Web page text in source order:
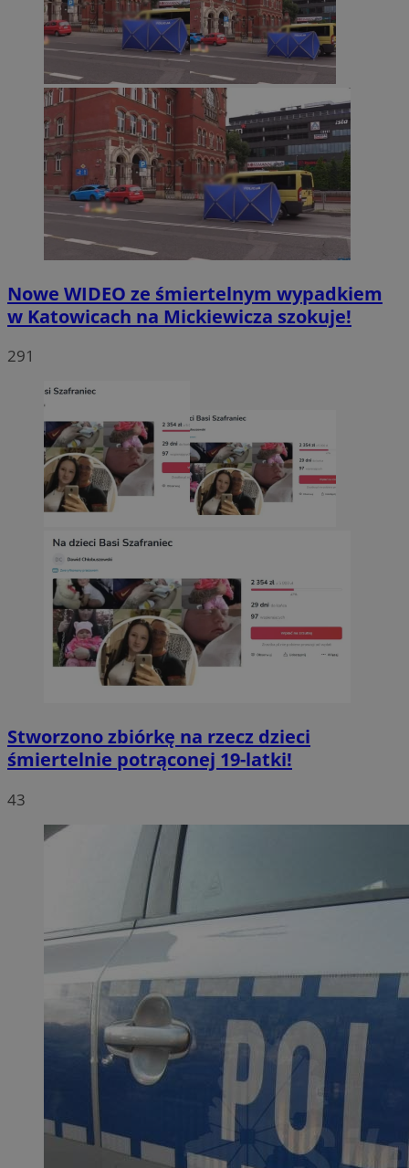
Nowe WIDEO ze śmiertelnym wypadkiem
w Katowicach na Mickiewicza szokuje!
291
Stworzono zbiórkę na rzecz dzieci
śmiertelnie potrąconej 19-latki!
43